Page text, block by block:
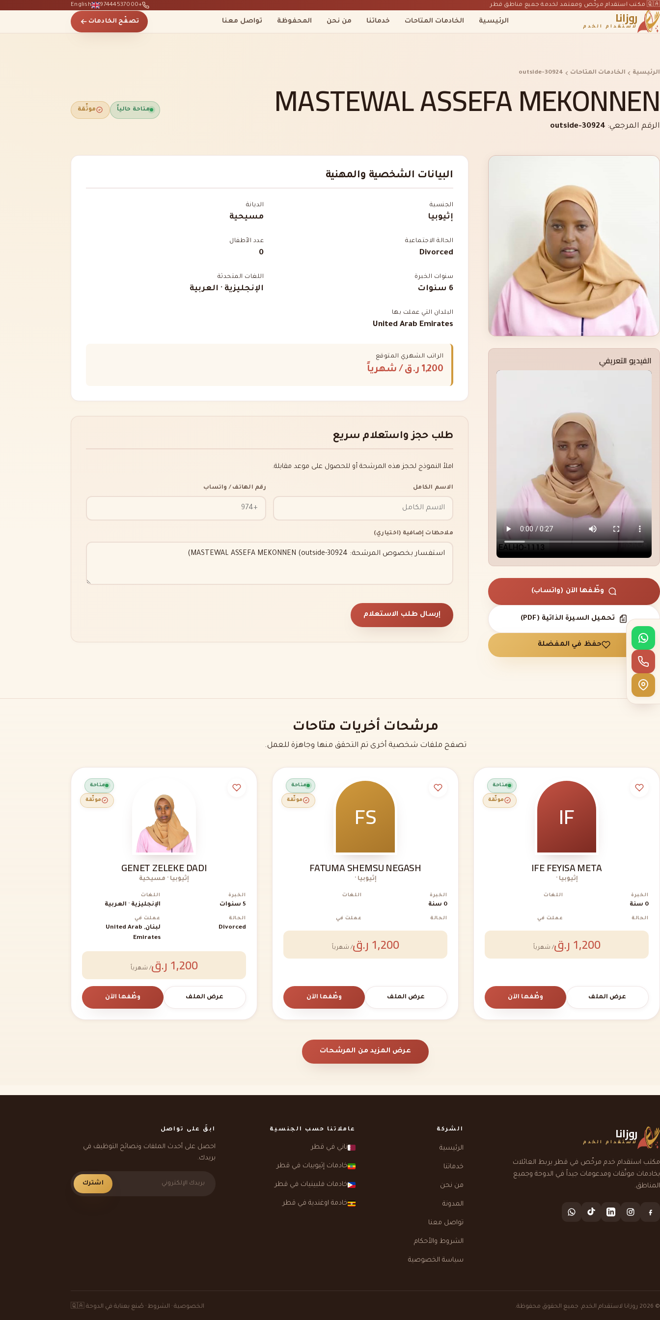
🇶🇦 مكتب استقدام مرخّص ومعتمد لخدمة جميع مناطق قطر +97444537000
English
روزانا
لاستقدام الخدم
الرئيسية الخادمات المتاحات خدماتنا من نحن المحفوظة تواصل معنا تصفّح الخادمات
الرئيسية الخادمات المتاحات outside-30924
MASTEWAL ASSEFA MEKONNEN
الرقم المرجعي: outside-30924
متاحة حالياً موثّقة
الفيديو التعريفي
وظّفها الآن (واتساب)
تحميل السيرة الذاتية (PDF)
حفظ في المفضلة
البيانات الشخصية والمهنية
الجنسية
إثيوبيا
الديانة
مسيحية
الحالة الاجتماعية
Divorced
عدد الأطفال
0
سنوات الخبرة
6 سنوات
اللغات المتحدثة
الإنجليزية · العربية
البلدان التي عملت بها
United Arab Emirates
الراتب الشهري المتوقع
1,200 ر.ق / شهرياً
طلب حجز واستعلام سريع
املأ النموذج لحجز هذه المرشحة أو للحصول على موعد مقابلة.
الاسم الكامل رقم الهاتف / واتساب
ملاحظات إضافية (اختياري)
إرسال طلب الاستعلام
مرشحات أخريات متاحات
تصفح ملفات شخصية أخرى تم التحقق منها وجاهزة للعمل.
متاحة
موثّقة IF
IFE FEYISA META
إثيوبيا ·
الخبرة
0 سنة
اللغات
الحالة عملت في
1,200 ر.ق / شهرياً
عرض الملف وظّفها الآن
متاحة
موثّقة FS
FATUMA SHEMSU NEGASH
إثيوبيا ·
الخبرة
0 سنة
اللغات
الحالة عملت في
1,200 ر.ق / شهرياً
عرض الملف وظّفها الآن
متاحة
موثّقة
GENET ZELEKE DADI
إثيوبيا · مسيحية
الخبرة
5 سنوات
اللغات
الإنجليزية · العربية
الحالة
Divorced
عملت في
لبنان, United Arab
Emirates
1,200 ر.ق / شهرياً
عرض الملف وظّفها الآن
عرض المزيد من المرشحات
روزانا
لاستقدام الخدم
مكتب استقدام خدم مرخّص في قطر يربط العائلات
بخادمات موثّقات ومدعومات جيداً في الدوحة وجميع
المناطق.
الشركة
الرئيسية
خدماتنا
من نحن
المدونة
تواصل معنا
الشروط والأحكام
سياسة الخصوصية
عاملاتنا حسب الجنسية
ناني في قطر
خادمات إثيوبيات في قطر
خادمات فلبينيات في قطر
خادمة اوغندية في قطر
ابقَ على تواصل
احصل على أحدث الملفات ونصائح التوظيف في
بريدك.
اشترك
© 2026 روزانا لاستقدام الخدم. جميع الحقوق محفوظة. الخصوصية · الشروط · صُنع بعناية في الدوحة 🇶🇦